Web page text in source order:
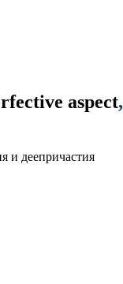
aspect,
и деепричастия